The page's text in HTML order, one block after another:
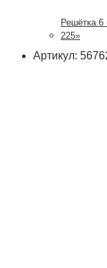
Решётка
225»
Артикул: